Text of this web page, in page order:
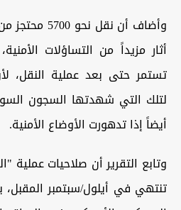
وأضاف أن نقل
أثار مزيداً من التساؤلات
تستمر حتى بعد عملية النقل،
لتلك التي شهدتها السجون
أيضاً إذا تدهورت الأوضاع الأمنية.
وتابع التقرير أن صلاحيات عملية
تنتهي في أيلول/سبتمبر المقبل،